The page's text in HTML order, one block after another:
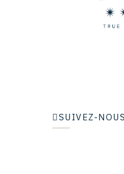
SUIVEZ-